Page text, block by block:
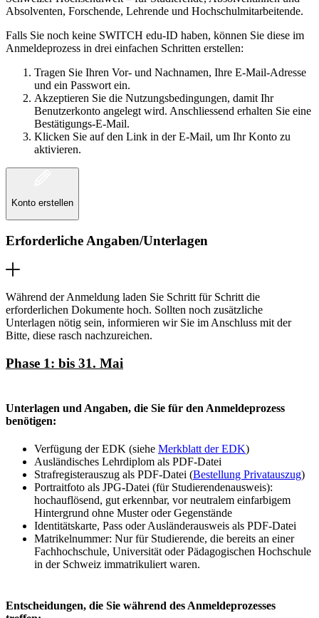
Absolventen, Forschende, Lehrende und Hochschulmitarbeitende.
Falls Sie noch keine SWITCH edu-ID haben, können Sie diese im
Anmeldeprozess in drei einfachen Schritten erstellen:
Tragen Sie Ihren Vor- und Nachnamen, Ihre E-Mail-Adresse
und ein Passwort ein.
Akzeptieren Sie die Nutzungsbedingungen, damit Ihr
Benutzerkonto angelegt wird. Anschliessend erhalten Sie eine
Bestätigungs-E-Mail.
Klicken Sie auf den Link in der E-Mail, um Ihr Konto zu
aktivieren.
Konto erstellen
Erforderliche Angaben/Unterlagen
Während der Anmeldung laden Sie Schritt für Schritt die
erforderlichen Dokumente hoch. Sollten noch zusätzliche
Unterlagen nötig sein, informieren wir Sie im Anschluss mit der
Bitte, diese rasch nachzureichen.
Phase 1: bis 31. Mai
Unterlagen und Angaben, die Sie für den Anmeldeprozess
benötigen:
Verfügung der EDK (siehe Merkblatt der EDK)
Ausländisches Lehrdiplom als PDF-Datei
Strafregisterauszug als PDF-Datei (Bestellung Privatauszug)
Portraitfoto als JPG-Datei (für Studierendenausweis):
hochauflösend, gut erkennbar, vor neutralem einfarbigem
Hintergrund ohne Muster oder Gegenstände
Identitätskarte, Pass oder Ausländerausweis als PDF-Datei
Matrikelnummer: Nur für Studierende, die bereits an einer
Fachhochschule, Universität oder Pädagogischen Hochschule
in der Schweiz immatrikuliert waren.
Entscheidungen, die Sie während des Anmeldeprozesses